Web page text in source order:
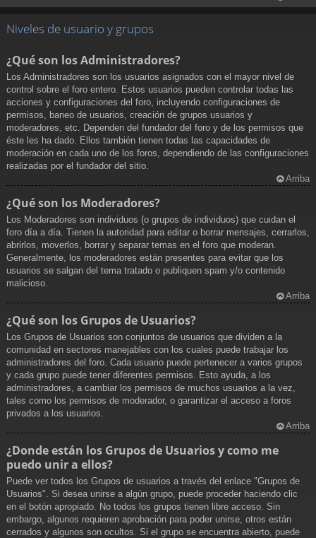
Niveles de usuario y grupos
¿Qué son los Administradores?
Los Administradores son los usuarios asignados con el mayor nivel de
control sobre el foro entero. Estos usuarios pueden controlar todas las
acciones y configuraciones del foro, incluyendo configuraciones de
permisos, baneo de usuarios, creación de grupos usuarios y
moderadores, etc. Dependen del fundador del foro y de los permisos que
éste les ha dado. Ellos también tienen todas las capacidades de
moderación en cada uno de los foros, dependiendo de las configuraciones
realizadas por el fundador del sitio.
Arriba
¿Qué son los Moderadores?
Los Moderadores son individuos (o grupos de individuos) que cuidan el
foro día a día. Tienen la autoridad para editar o borrar mensajes, cerrarlos,
abrirlos, moverlos, borrar y separar temas en el foro que moderan.
Generalmente, los moderadores están presentes para evitar que los
usuarios se salgan del tema tratado o publiquen spam y/o contenido
malicioso.
Arriba
¿Qué son los Grupos de Usuarios?
Los Grupos de Usuarios son conjuntos de usuarios que dividen a la
comunidad en sectores manejables con los cuales puede trabajar los
administradores del foro. Cada usuario puede pertenecer a varios grupos
y cada grupo puede tener diferentes permisos. Esto ayuda, a los
administradores, a cambiar los permisos de muchos usuarios a la vez,
tales como los permisos de moderador, o garantizar el acceso a foros
privados a los usuarios.
Arriba
¿Donde están los Grupos de Usuarios y como me
puedo unir a ellos?
Puede ver todos los Grupos de usuarios a través del enlace "Grupos de
Usuarios". Si desea unirse a algún grupo, puede proceder haciendo clic
en el botón apropiado. No todos los grupos tienen libre acceso. Sin
embargo, algunos requieren aprobación para poder unirse, otros están
cerrados y algunos son ocultos. Si el grupo se encuentra abierto, puede